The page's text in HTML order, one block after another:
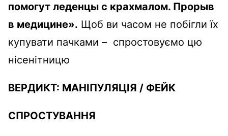
помогут леденцы с крахмалом. Прорыв
в медицине». Щоб ви часом не побігли їх
купувати пачками – спростовуємо цю
нісенітницю
ВЕРДИКТ: МАНІПУЛЯЦІЯ / ФЕЙК
СПРОСТУВАННЯ